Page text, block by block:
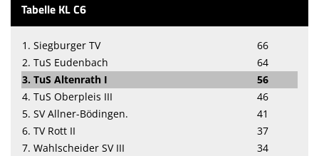
Tabelle KL C6
1. Siegburger TV
66
2. TuS Eudenbach
64
3. TuS Altenrath I
56
4. TuS Oberpleis III
46
5. SV Allner-Bödingen.
41
6. TV Rott II
37
7. Wahlscheider SV III
34